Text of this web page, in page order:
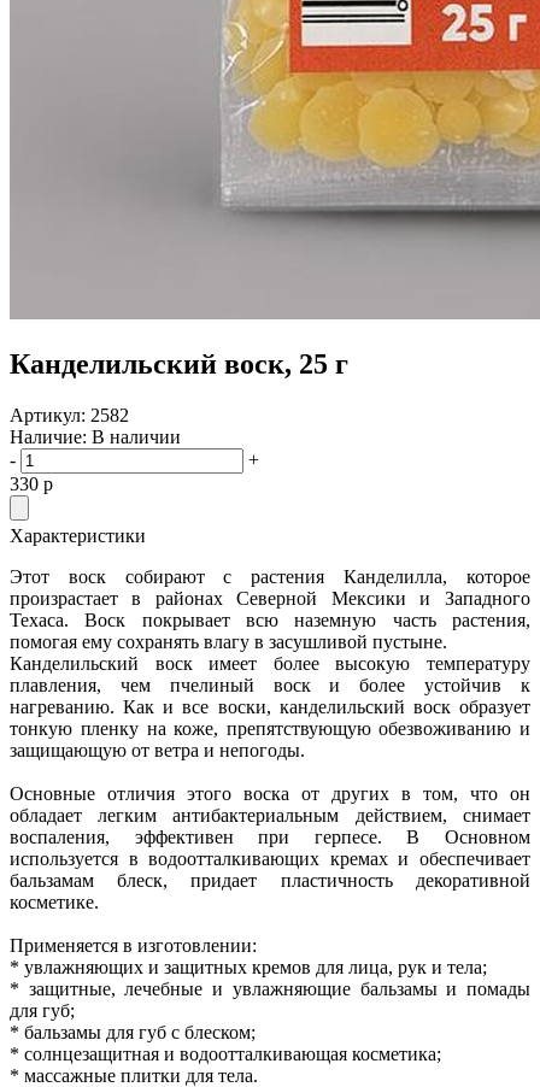
Канделильский воск, 25 г
Артикул: 2582
Наличие: В наличии
-
+
330 p
Характеристики
Этот воск собирают с растения Канделилла, которое
произрастает в районах Северной Мексики и Западного
Техаса. Воск покрывает всю наземную часть растения,
помогая ему сохранять влагу в засушливой пустыне.
Канделильский воск имеет более высокую температуру
плавления, чем пчелиный воск и более устойчив к
нагреванию. Как и все воски, канделильский воск образует
тонкую пленку на коже, препятствующую обезвоживанию и
защищающую от ветра и непогоды.
Основные отличия этого воска от других в том, что он
обладает легким антибактериальным действием, снимает
воспаления, эффективен при герпесе. В Основном
используется в водоотталкивающих кремах и обеспечивает
бальзамам блеск, придает пластичность декоративной
косметике.
Применяется в изготовлении:
* увлажняющих и защитных кремов для лица, рук и тела;
* защитные, лечебные и увлажняющие бальзамы и помады
для губ;
* бальзамы для губ с блеском;
* солнцезащитная и водоотталкивающая косметика;
* массажные плитки для тела.